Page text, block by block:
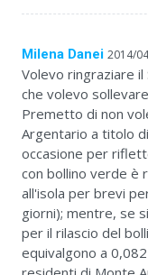
Milena Danei 2014/
Volevo ringraziare il
che volevo
Premetto di non
Argentario a titolo
occasione per
con bollino verde è
all'isola per brevi
giorni); mentre, se
per il rilascio del
equivalgono a